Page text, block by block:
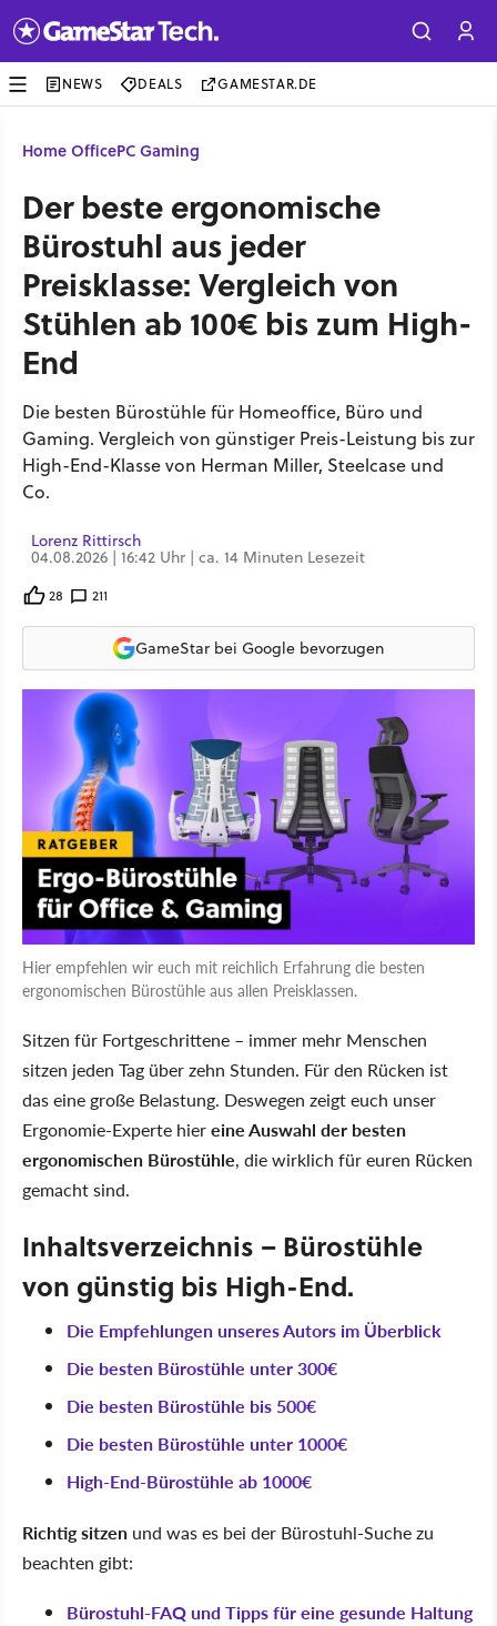
NEWS DEALS GAMESTAR.DE
Home OfficePC Gaming
Der beste ergonomische
Bürostuhl aus jeder
Preisklasse: Vergleich von
Stühlen ab 100€ bis zum High-
End
Die besten Bürostühle für Homeoffice, Büro und
Gaming. Vergleich von günstiger Preis-Leistung bis zur
High-End-Klasse von Herman Miller, Steelcase und
Co.
Lorenz Rittirsch
04.08.2026 | 16:42 Uhr | ca. 14 Minuten Lesezeit
28 211
GameStar bei Google bevorzugen
Hier empfehlen wir euch mit reichlich Erfahrung die besten
ergonomischen Bürostühle aus allen Preisklassen.
Sitzen für Fortgeschrittene – immer mehr Menschen
sitzen jeden Tag über zehn Stunden. Für den Rücken ist
das eine große Belastung. Deswegen zeigt euch unser
Ergonomie-Experte hiereine Auswahl der besten
ergonomischen Bürostühle, die wirklich für euren Rücken
gemacht sind.
Inhaltsverzeichnis – Bürostühle
von günstig bis High-End.
Die Empfehlungen unseres Autors im Überblick
Die besten Bürostühle unter 300€
Die besten Bürostühle bis 500€
Die besten Bürostühle unter 1000€
High-End-Bürostühle ab 1000€
Richtig sitzen und was es bei der Bürostuhl-Suche zu
beachten gibt:
Bürostuhl-FAQ und Tipps für eine gesunde Haltung